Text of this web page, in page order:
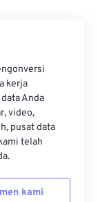
kerja
Anda
video,
pusat data
telah
kami